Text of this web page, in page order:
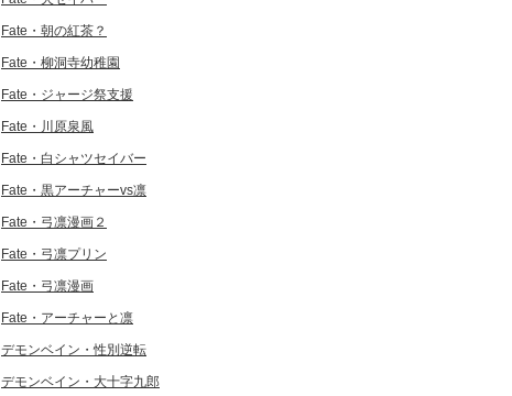
Fate・朝の紅茶？
Fate・柳洞寺幼稚園
Fate・ジャージ祭支援
Fate・川原泉風
Fate・白シャツセイバー
Fate・黒アーチャーvs凛
Fate・弓凛漫画２
Fate・弓凛プリン
Fate・弓凛漫画
Fate・アーチャーと凛
デモンベイン・性別逆転
デモンベイン・大十字九郎